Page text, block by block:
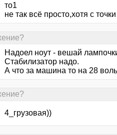
то1
не так всё просто,хотя с
Надоел ноут - вешай
Стабилизатор надо.
А что за машина то на 28
4_грузовая))